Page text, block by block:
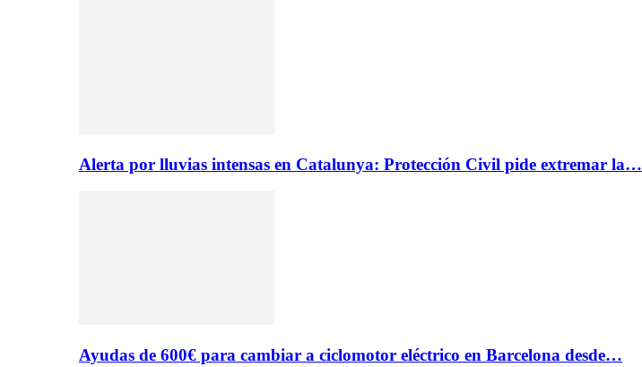
Alerta por lluvias intensas en Catalunya: Protección Civil pide extremar la…
Ayudas de 600€ para cambiar a ciclomotor eléctrico en Barcelona desde…